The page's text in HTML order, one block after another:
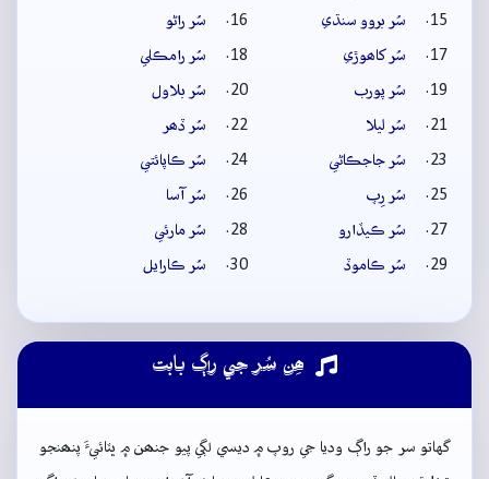
سُر بروو سنڌي
سُر راڻو
سُر کاھوڙي
سُر رامڪلي
سُر پورب
سُر بلاول
سُر ليلا
سُر ڏھر
سُر جاجڪاڻي
سُر ڪاپائتي
سُر رِپ
سُر آسا
سُر ڪيڏارو
سُر مارئي
سُر ڪاموڏ
سُر ڪارايل
ھِن سُر جي راڳ بابت
گهاتو سر جو راڳ وديا جي روپ ۾ ديسي لڳي پيو جنھن ۾ ڀٽائيءَ پنھنجو